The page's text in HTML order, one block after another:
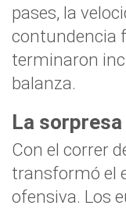
pases, la
contundencia
terminaron
balanza.
La
Con el correr
transformó el
ofensiva. Los